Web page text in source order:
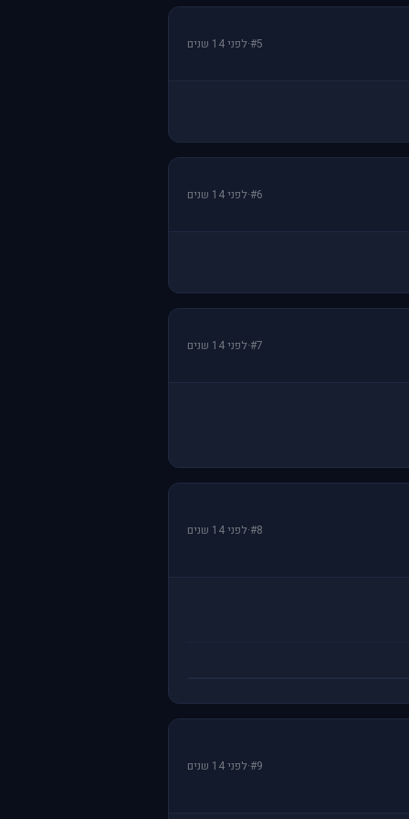
#5
·לפני 14 שנים
#6
·לפני 14 שנים
#7
·לפני 14 שנים
#8
·לפני 14 שנים
#9
·לפני 14 שנים